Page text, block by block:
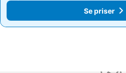
Se priser
Se priser